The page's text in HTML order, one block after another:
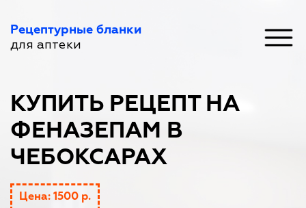
Рецептурные бланки
для аптеки
КУПИТЬ РЕЦЕПТ НА
ФЕНАЗЕПАМ В
ЧЕБОКСАРАХ
Цена: 1500 р.